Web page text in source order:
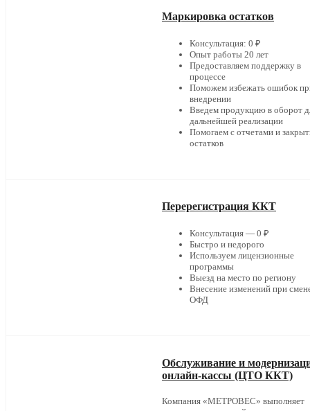
Маркировка остатков
Консультация: 0 ₽
Опыт работы 20 лет
Предоставляем поддержку в
процессе
Поможем избежать ошибок
внедрении
Введем продукцию в оборот
дальнейшей реализации
Помогаем с отчетами и
остатков
Перерегистрация ККТ
Консультация — 0 ₽
Быстро и недорого
Используем лицензионные
программы
Выезд на место по региону
Внесение изменений при
ОФД
Обслуживание и
онлайн-кассы (ЦТО ККТ)
Компания «МЕТРОВЕС» выполняет